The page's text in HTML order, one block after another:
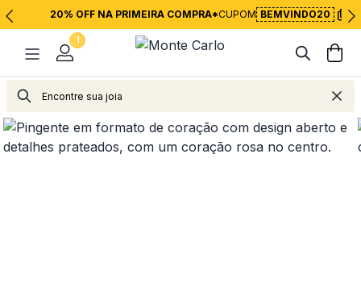
20% OFF NA PRIMEIRA COMPRA*CUPOM BEMVINDO20
1
Jolie